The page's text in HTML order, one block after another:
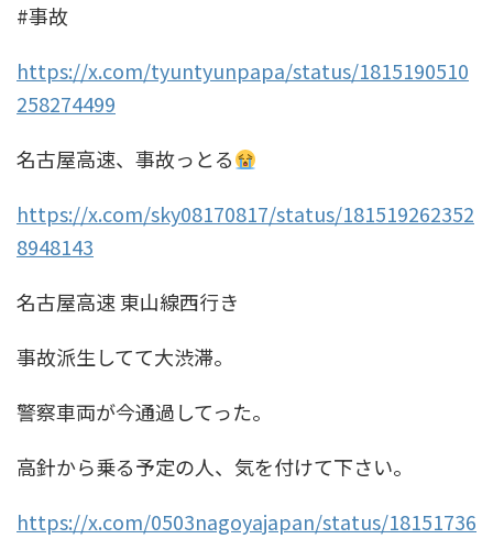
#事故
https://x.com/tyuntyunpapa/status/1815190510
258274499
名古屋高速、事故っとる
https://x.com/sky08170817/status/181519262352
8948143
名古屋高速 東山線西行き
事故派生してて大渋滞。
警察車両が今通過してった。
高針から乗る予定の人、気を付けて下さい。
https://x.com/0503nagoyajapan/status/18151736